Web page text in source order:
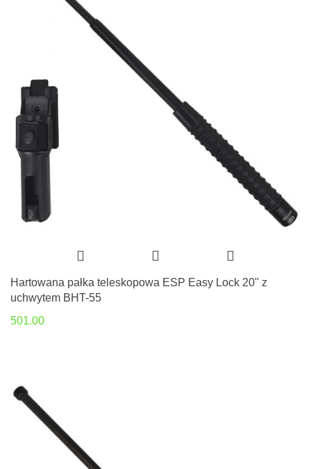
Hartowana pałka teleskopowa ESP Easy Lock 20" z
uchwytem BHT-55
501.00